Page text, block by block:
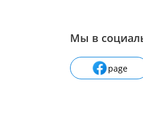
Мы в
page